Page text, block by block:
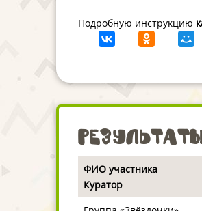
Подробную инструкцию
ФИО участника
Куратор